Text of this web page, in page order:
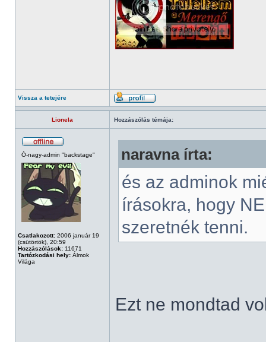
Vissza a tetejére
Lionela Hozzászólás témája:
Ó-nagy-admin "backstage"
Csatlakozott: 2006 január 19
(csütörtök), 20:59
Hozzászólások: 11671
Tartózkodási hely: Álmok
Világa
naravna írta:
és az adminok
írásokra, hogy
szeretnék tenni.
Ezt ne mondtad